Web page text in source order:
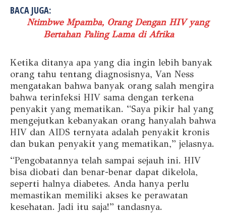
BACA JUGA:
Ntimbwe Mpamba, Orang Dengan HIV yang
Bertahan Paling Lama di Afrika
Ketika ditanya apa yang dia ingin lebih banyak
orang tahu tentang diagnosisnya, Van Ness
mengatakan bahwa banyak orang salah mengira
bahwa terinfeksi HIV sama dengan terkena
penyakit yang mematikan. “Saya pikir hal yang
mengejutkan kebanyakan orang hanyalah bahwa
HIV dan AIDS ternyata adalah penyakit kronis
dan bukan penyakit yang mematikan,” jelasnya.
“Pengobatannya telah sampai sejauh ini. HIV
bisa diobati dan benar-benar dapat dikelola,
seperti halnya diabetes. Anda hanya perlu
memastikan memiliki akses ke perawatan
kesehatan. Jadi itu saja!” tandasnya.